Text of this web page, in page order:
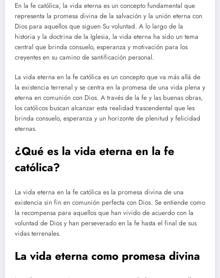
En la fe católica, la vida eterna es un concepto fundamental que
representa la promesa divina de la salvación y la unión eterna con
Dios para aquellos que siguen Su voluntad. A lo largo de la
historia y la doctrina de la Iglesia, la vida eterna ha sido un tema
central que brinda consuelo, esperanza y motivación para los
creyentes en su camino de santificación personal.
La vida eterna en la fe católica es un concepto que va más allá de
la existencia terrenal y se centra en la promesa de una vida plena y
eterna en comunión con Dios. A través de la fe y las buenas obras,
los católicos buscan alcanzar esta realidad trascendental que les
brinda consuelo, esperanza y un horizonte de plenitud y felicidad
eternas.
¿Qué es la vida eterna en la fe
católica?
La vida eterna en la fe católica es la promesa divina de una
existencia sin fin en comunión perfecta con Dios. Se entiende como
la recompensa para aquellos que han vivido de acuerdo con la
voluntad de Dios y han perseverado en la fe hasta el final de sus
vidas terrenales.
La vida eterna como promesa divina